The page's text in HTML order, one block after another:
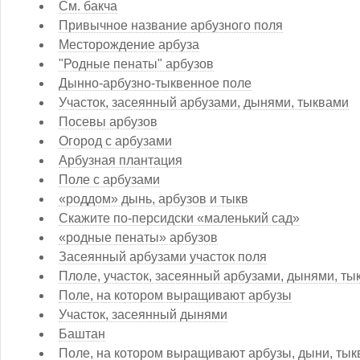
См. бакча
Привычное название арбузного поля
Месторождение арбуза
"Родные пенаты" арбузов
Дынно-арбузно-тыквенное поле
Участок, засеянный арбузами, дынями, тыквами
Посевы арбузов
Огород с арбузами
Арбузная плантация
Поле с арбузами
«роддом» дынь, арбузов и тыкв
Скажите по-персидски «маленький сад»
«родные пенаты» арбузов
Засеянный арбузами участок поля
Плоле, участок, засеянный арбузами, дынями,
Поле, на котором выращивают арбузы
Участок, засеянный дынями
Баштан
Поле, на котором выращивают арбузы, дыни,